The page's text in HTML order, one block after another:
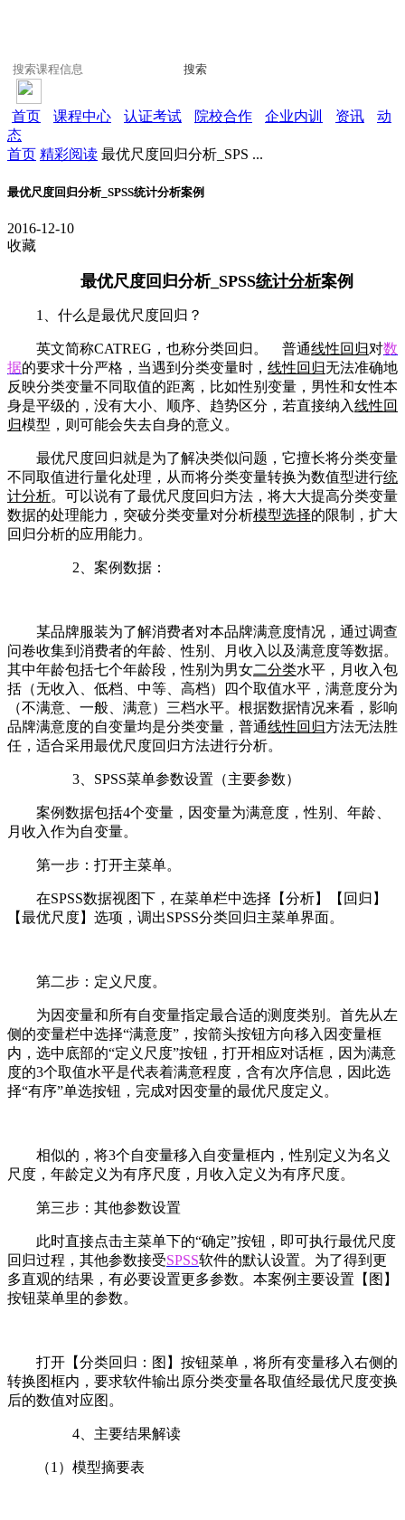
搜索
首页 课程中心 认证考试 院校合作 企业内训 资讯
动
态
首页 精彩阅读 最优尺度回归分析_SPS ...
最优尺度回归分析_SPSS统计分析案例
2016-12-10
收藏
最优尺度回归分析_SPSS统计分析案例
1、什么是最优尺度回归？
英文简称CATREG，也称分类回归。 普通线性回归对数
据的要求十分严格，当遇到分类变量时， 线性回归无法准确地
反映分类变量不同取值的距离，比如性别变量，男性和女性本
身是平级的，没有大小、顺序、趋势区分，若直接纳入线性回
归模型，则可能会失去自身的意义。
最优尺度回归就是为了解决类似问题，它擅长将分类变量
不同取值进行量化处理，从而将分类变量转换为数值型进行统
计分析。可以说有了最优尺度回归方法，将大大提高分类变量
数据的处理能力，突破分类变量对分析模型选择的限制，扩大
回归分析的应用能力。
2、案例数据：
某品牌服装为了解消费者对本品牌满意度情况，通过调查
问卷收集到消费者的年龄、性别、月收入以及满意度等数据。
其中年龄包括七个年龄段，性别为男女二分类水平，月收入包
括（无收入、低档、中等、高档）四个取值水平，满意度分为
（不满意、一般、满意）三档水平。根据数据情况来看，影响
品牌满意度的自变量均是分类变量，普通线性回归方法无法胜
任，适合采用最优尺度回归方法进行分析。
3、SPSS菜单参数设置（主要参数）
案例数据包括4个变量，因变量为满意度，性别、年龄、
月收入作为自变量。
第一步：打开主菜单。
在SPSS数据视图下，在菜单栏中选择【分析】【回归】
【最优尺度】选项，调出SPSS分类回归主菜单界面。
第二步：定义尺度。
为因变量和所有自变量指定最合适的测度类别。首先从左
侧的变量栏中选择“满意度”，按箭头按钮方向移入因变量框
内，选中底部的“定义尺度”按钮，打开相应对话框，因为满意
度的3个取值水平是代表着满意程度，含有次序信息，因此选
择“有序”单选按钮，完成对因变量的最优尺度定义。
相似的，将3个自变量移入自变量框内，性别定义为名义
尺度，年龄定义为有序尺度，月收入定义为有序尺度。
第三步：其他参数设置
此时直接点击主菜单下的“确定”按钮，即可执行最优尺度
回归过程，其他参数接受SPSS软件的默认设置。为了得到更
多直观的结果，有必要设置更多参数。本案例主要设置【图】
按钮菜单里的参数。
打开【分类回归：图】按钮菜单，将所有变量移入右侧的
转换图框内，要求软件输出原分类变量各取值经最优尺度变换
后的数值对应图。
4、主要结果解读
（1）模型摘要表